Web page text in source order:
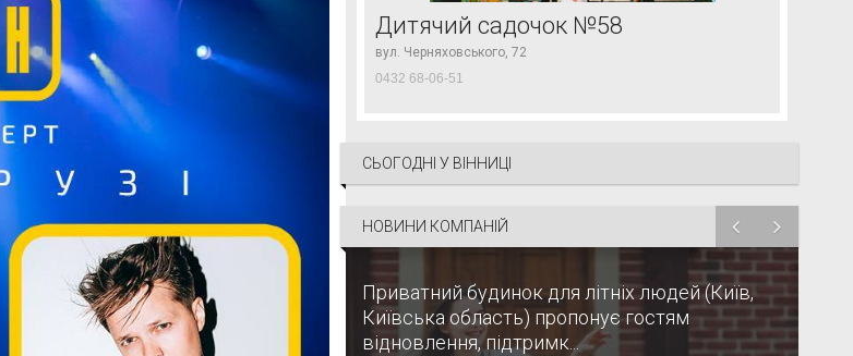
Дитячий садочок №58
вул. Черняховського, 72
0432 68-06-51
СЬОГОДНІ У ВІННИЦІ
НОВИНИ КОМПАНІЙ
Приватний будинок для літніх людей (Київ,
Київська область) пропонує гостям
відновлення, підтримк...